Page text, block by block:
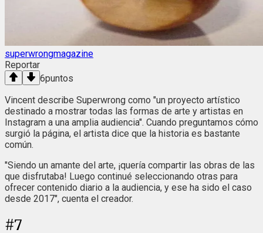
superwrongmagazine
Reportar
6puntos
Vincent describe Superwrong como "un proyecto artístico
destinado a mostrar todas las formas de arte y artistas en
Instagram a una amplia audiencia". Cuando preguntamos cómo
surgió la página, el artista dice que la historia es bastante
común.
"Siendo un amante del arte, ¡quería compartir las obras de las
que disfrutaba! Luego continué seleccionando otras para
ofrecer contenido diario a la audiencia, y ese ha sido el caso
desde 2017", cuenta el creador.
#7